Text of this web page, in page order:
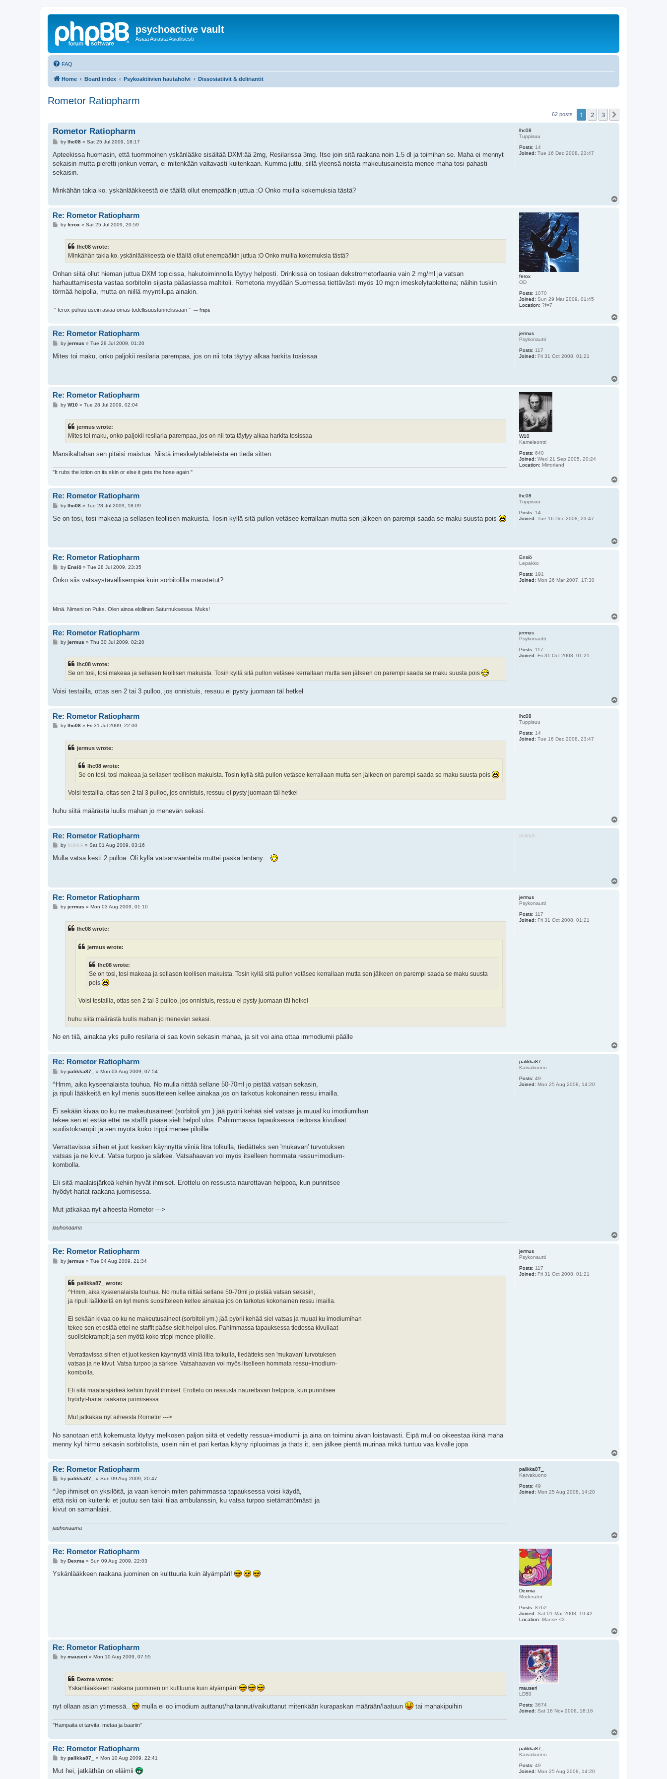
psychoactive vault
Asiaa Asiasta Asiallisesti
FAQ
Home Board index Psykoaktiivien hautaholvi Dissosiatiivit & deliriantit
Rometor Ratiopharm
62 posts 1 2 3
lhc08
Tuppisuu
Posts: 14
Joined: Tue 16 Dec 2008, 23:47
Rometor Ratiopharm
P
s
by lhc08» Sat 25 Jul 2009, 18:17
Apteekissa huomasin, että tuommoinen yskänlääke sisältää DXM:ää 2mg, Resilarissa 3mg. Itse join sitä raakana noin 1.5 dl ja toimihan se. Maha ei mennyt
sekaisin mutta pieretti jonkun verran, ei mitenkään valtavasti kuitenkaan. Kumma juttu, sillä yleensä noista makeutusaineista menee maha tosi pahasti
sekaisin.
Minkähän takia ko. yskänlääkkeestä ole täällä ollut enempääkin juttua :O Onko muilla kokemuksia tästä?
ferox
OD
Posts: 1070
Joined: Sun 29 Mar 2009, 01:45
Location: ?f=7
Re: Rometor Ratiopharm
Pby ferox » Sat 25 Jul 2009, 20:59
lhc08 wrote:
Minkähän takia ko. yskänlääkkeestä ole täällä ollut enempääkin juttua :O Onko muilla kokemuksia tästä?
Onhan siitä ollut hieman juttua DXM topicissa, hakutoiminnolla löytyy helposti. Drinkissä on tosiaan dekstrometorfaania vain 2 mg/ml ja vatsan
harhauttamisesta vastaa sorbitolin sijasta pääasiassa maltitoli. Rometoria myydään Suomessa tiettävästi myös 10 mg:n imeskelytabletteina; näihin tuskin
törmää helpolla, mutta on niillä myyntilupa ainakin.
“ ferox puhuu usein asiaa omas todellisuustunnelissaan ” — frapa
jermus
Psykonautti
Posts: 117
Joined: Fri 31 Oct 2008, 01:21
Re: Rometor Ratiopharm
P
s
by jermus » Tue 28 Jul 2009, 01:20
Mites toi maku, onko paljokii resilaria parempaa, jos on nii tota täytyy alkaa harkita tosissaa
W10
Kameleontti
Posts: 640
Joined: Wed 21 Sep 2005, 20:24
Location: Mirrorland
Re: Rometor Ratiopharm
Pby W10» Tue 28 Jul 2009, 02:04
jermus wrote:
Mites toi maku, onko paljokii resilaria parempaa, jos on nii tota täytyy alkaa harkita tosissaa
Mansikaltahan sen pitäisi maistua. Niistä imeskelytableteista en tiedä sitten.
"It rubs the lotion on its skin or else it gets the hose again."
lhc08
Tuppisuu
Posts: 14
Joined: Tue 16 Dec 2008, 23:47
Re: Rometor Ratiopharm
P
s
by lhc08» Tue 28 Jul 2009, 18:09
Se on tosi, tosi makeaa ja sellasen teollisen makuista. Tosin kyllä sitä pullon vetäsee kerrallaan mutta sen jälkeen on parempi saada se maku suusta pois
Ensiö
Lepakko
Posts: 191
Joined: Mon 26 Mar 2007, 17:30
Re: Rometor Ratiopharm
P
s
by Ensiö» Tue 28 Jul 2009, 23:35
Onko siis vatsaystävällisempää kuin sorbitolilla maustetut?
Minä. Nimeni on Puks. Olen ainoa elollinen Saturnuksessa. Muks!
jermus
Psykonautti
Posts: 117
Joined: Fri 31 Oct 2008, 01:21
Re: Rometor Ratiopharm
Pby jermus » Thu 30 Jul 2009, 02:20
lhc08 wrote:
Se on tosi, tosi makeaa ja sellasen teollisen makuista. Tosin kyllä sitä pullon vetäsee kerrallaan mutta sen jälkeen on parempi saada se maku suusta pois
Voisi testailla, ottas sen 2 tai 3 pulloo, jos onnistuis, ressuu ei pysty juomaan täl hetkel
lhc08
Tuppisuu
Posts: 14
Joined: Tue 16 Dec 2008, 23:47
Re: Rometor Ratiopharm
Pby lhc08» Fri 31 Jul 2009, 22:00
jermus wrote:
lhc08 wrote:
Se on tosi, tosi makeaa ja sellasen teollisen makuista. Tosin kyllä sitä pullon vetäsee kerrallaan mutta sen jälkeen on parempi saada se maku suusta pois
Voisi testailla, ottas sen 2 tai 3 pulloo, jos onnistuis, ressuu ei pysty juomaan täl hetkel
huhu siitä määrästä luulis mahan jo menevän sekasi.
bUkkA
Re: Rometor Ratiopharm
P
s
by bUkkA » Sat 01 Aug 2009, 03:16
Mulla vatsa kesti 2 pulloa. Oli kyllä vatsanväänteitä muttei paska lentäny...
jermus
Psykonautti
Posts: 117
Joined: Fri 31 Oct 2008, 01:21
Re: Rometor Ratiopharm
Pby jermus » Mon 03 Aug 2009, 01:10
lhc08 wrote:
jermus wrote:
lhc08 wrote:
Se on tosi, tosi makeaa ja sellasen teollisen makuista. Tosin kyllä sitä pullon vetäsee kerrallaan mutta sen jälkeen on parempi saada se maku suusta
pois
Voisi testailla, ottas sen 2 tai 3 pulloo, jos onnistuis, ressuu ei pysty juomaan täl hetkel
huhu siitä määrästä luulis mahan jo menevän sekasi.
No en tiiä, ainakaa yks pullo resilaria ei saa kovin sekasin mahaa, ja sit voi aina ottaa immodiumii päälle
palikka87_
Karvakuono
Posts: 49
Joined: Mon 25 Aug 2008, 14:20
Re: Rometor Ratiopharm
P
s
by palikka87_ » Mon 03 Aug 2009, 07:54
^Hmm, aika kyseenalaista touhua. No mulla riittää sellane 50-70ml jo pistää vatsan sekasin,
ja ripuli lääkkeitä en kyl menis suositteleen kellee ainakaa jos on tarkotus kokonainen ressu imailla.
Ei sekään kivaa oo ku ne makeutusaineet (sorbitoli ym.) jää pyörii kehää siel vatsas ja muual ku imodiumihan
tekee sen et estää ettei ne staffit pääse sielt helpol ulos. Pahimmassa tapauksessa tiedossa kivuliaat
suolistokrampit ja sen myötä koko trippi menee piloille.
Verrattavissa siihen et juot kesken käynnyttä viiniä litra tolkulla, tiedätteks sen 'mukavan' turvotuksen
vatsas ja ne kivut. Vatsa turpoo ja särkee. Vatsahaavan voi myös itselleen hommata ressu+imodium-
kombolla.
Eli sitä maalaisjärkeä kehiin hyvät ihmiset. Erottelu on ressusta naurettavan helppoa, kun punnitsee
hyödyt-haitat raakana juomisessa.
Mut jatkakaa nyt aiheesta Rometor --->
jauhonaama
jermus
Psykonautti
Posts: 117
Joined: Fri 31 Oct 2008, 01:21
Re: Rometor Ratiopharm
Pby jermus » Tue 04 Aug 2009, 21:34
palikka87_ wrote:
^Hmm, aika kyseenalaista touhua. No mulla riittää sellane 50-70ml jo pistää vatsan sekasin,
ja ripuli lääkkeitä en kyl menis suositteleen kellee ainakaa jos on tarkotus kokonainen ressu imailla.
Ei sekään kivaa oo ku ne makeutusaineet (sorbitoli ym.) jää pyörii kehää siel vatsas ja muual ku imodiumihan
tekee sen et estää ettei ne staffit pääse sielt helpol ulos. Pahimmassa tapauksessa tiedossa kivuliaat
suolistokrampit ja sen myötä koko trippi menee piloille.
Verrattavissa siihen et juot kesken käynnyttä viiniä litra tolkulla, tiedätteks sen 'mukavan' turvotuksen
vatsas ja ne kivut. Vatsa turpoo ja särkee. Vatsahaavan voi myös itselleen hommata ressu+imodium-
kombolla.
Eli sitä maalaisjärkeä kehiin hyvät ihmiset. Erottelu on ressusta naurettavan helppoa, kun punnitsee
hyödyt-haitat raakana juomisessa.
Mut jatkakaa nyt aiheesta Rometor --->
No sanotaan että kokemusta löytyy melkosen paljon siitä et vedetty ressua+imodiumii ja aina on toiminu aivan loistavasti. Eipä mul oo oikeestaa ikinä maha
menny kyl hirmu sekasin sorbitolista, usein niin et pari kertaa käyny ripluoimas ja thats it, sen jälkee pientä murinaa mikä tuntuu vaa kivalle jopa
palikka87_
Karvakuono
Posts: 49
Joined: Mon 25 Aug 2008, 14:20
Re: Rometor Ratiopharm
P
s
by palikka87_ » Sun 09 Aug 2009, 20:47
^Jep ihmiset on yksilöitä, ja vaan kerroin miten pahimmassa tapauksessa voisi käydä,
että riski on kuitenki et joutuu sen takii tilaa ambulanssin, ku vatsa turpoo sietämättömästi ja
kivut on samanlaisii.
jauhonaama
Dexma
Moderator
Posts: 8762
Joined: Sat 01 Mar 2008, 19:42
Location: Manse <3
Re: Rometor Ratiopharm
P
s
by Dexma» Sun 09 Aug 2009, 22:03
Yskänlääkkeen raakana juominen on kulttuuria kuin älyämpäri!
mauseri
LD50
Posts: 3674
Joined: Sat 18 Nov 2006, 18:16
Re: Rometor Ratiopharm
Pby mauseri » Mon 10 Aug 2009, 07:55
Dexma wrote:
Yskänlääkkeen raakana juominen on kulttuuria kuin älyämpäri!
nyt ollaan asian ytimessä.. mulla ei oo imodium auttanut/haitannut/vaikuttanut mitenkään kurapaskan määrään/laatuun tai mahakipuihin
"Hampaita ei tarvita, metaa ja baariin"
palikka87_
Karvakuono
Posts: 49
Joined: Mon 25 Aug 2008, 14:20
Re: Rometor Ratiopharm
P
s
by palikka87_ » Mon 10 Aug 2009, 22:41
Mut hei, jatkäthän on eläimii